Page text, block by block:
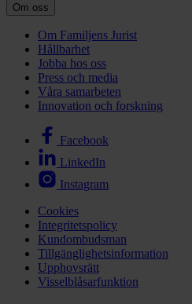
Om oss
Om Familjens Jurist
Hållbarhet
Jobba hos oss
Press och media
Våra samarbeten
Innovation och forskning
Facebook
LinkedIn
Instagram
Cookies
Integritetspolicy
Kundombudsman
Tillgänglighetsinformation
Upphovsrätt
Visselblåsarfunktion